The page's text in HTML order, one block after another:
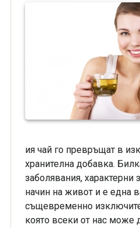
ия чай го превръщат в
хранителна добавка.
заболявания,
начин на живот и е една
същевременно
която всеки от нас може